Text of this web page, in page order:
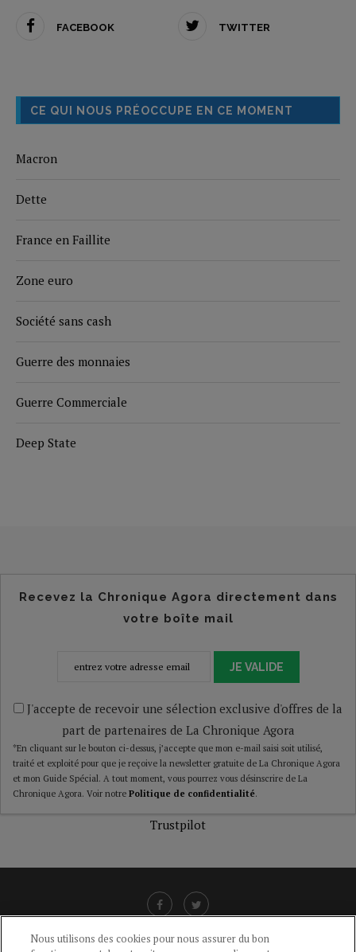
FACEBOOK TWITTER
CE QUI NOUS PRÉOCCUPE EN CE MOMENT
Macron
Dette
France en Faillite
Zone euro
Société sans cash
Guerre des monnaies
Guerre Commerciale
Deep State
Recevez la Chronique Agora directement dans
votre boîte mail
JE VALIDE
J'accepte de recevoir une sélection exclusive d'offres de la
part de partenaires de La Chronique Agora
*En cliquant sur le bouton ci-dessus, j’accepte que mon e-mail saisi soit utilisé,
traité et exploité pour que je reçoive la newsletter gratuite de La Chronique Agora
et mon Guide Spécial. A tout moment, vous pourrez vous désinscrire de La
Chronique Agora. Voir notre Politique de confidentialité.
Trustpilot
Nous utilisons des cookies pour nous assurer du bon